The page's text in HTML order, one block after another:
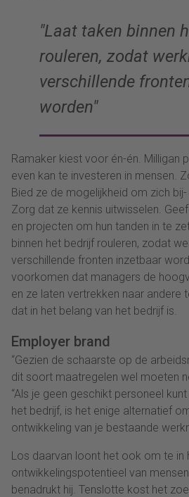
Laat taken binnen
rouleren, zodat
verschillende
worden
Ramaker kiest voor én-én. Milligan
even kan te investeren in mensen.
Bied ze de mogelijkheid om zich
Zorg dat ze kennis uitwisselen.
en projecten om hun tanden in te
binnen het bedrijf rouleren, zodat
verschillende fronten inzetbaar
voorkomen dat managers de
en ze laten vertrekken naar andere
dat in het belang van het bedrijf is.
Employer brand
“Gezien de schaarste op de
dit soort maatregelen wel moeten
“Als je geen geschikt personeel
het bedrijf, is het enige alternatief
ontwikkeling van je bestaande
Los daarvan loont het ook om te in
ontwikkelingspotentieel van
benadrukt hij. Tenslotte kost het